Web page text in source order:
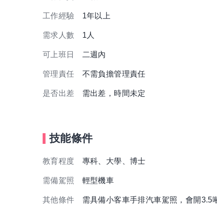
工作經驗 1年以上
需求人數 1人
可上班日 二週內
管理責任 不需負擔管理責任
是否出差 需出差，時間未定
技能條件
教育程度 專科、大學、博士
需備駕照 輕型機車
其他條件 需具備小客車手排汽車駕照，會開3.5